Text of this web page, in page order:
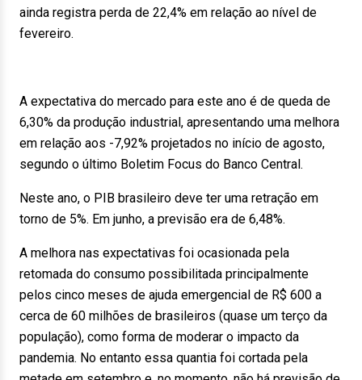
ainda registra perda de 22,4% em relação ao nível de
fevereiro.
A expectativa do mercado para este ano é de queda de
6,30% da produção industrial, apresentando uma melhora
em relação aos -7,92% projetados no início de agosto,
segundo o último Boletim Focus do Banco Central.
Neste ano, o PIB brasileiro deve ter uma retração em
torno de 5%. Em junho, a previsão era de 6,48%.
A melhora nas expectativas foi ocasionada pela
retomada do consumo possibilitada principalmente
pelos cinco meses de ajuda emergencial de R$ 600 a
cerca de 60 milhões de brasileiros (quase um terço da
população), como forma de moderar o impacto da
pandemia. No entanto essa quantia foi cortada pela